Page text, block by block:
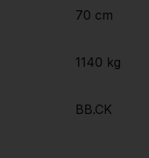
70 cm
1140 kg
BB.CK